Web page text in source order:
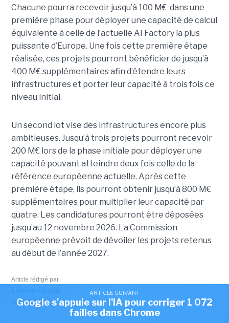
Chacune pourra recevoir jusqu’à 100 M€ dans une
première phase pour déployer une capacité de calcul
équivalente à celle de l’actuelle AI Factory la plus
puissante d’Europe. Une fois cette première étape
réalisée, ces projets pourront bénéficier de jusqu’à
400 M€ supplémentaires afin d’étendre leurs
infrastructures et porter leur capacité à trois fois ce
niveau initial.
Un second lot vise des infrastructures encore plus
ambitieuses. Jusqu’à trois projets pourront recevoir
200 M€ lors de la phase initiale pour déployer une
capacité pouvant atteindre deux fois celle de la
référence européenne actuelle. Après cette
première étape, ils pourront obtenir jusqu’à 800 M€
supplémentaires pour multiplier leur capacité par
quatre. Les candidatures pourront être déposées
jusqu’au 12 novembre 2026. La Commission
européenne prévoit de dévoiler les projets retenus
au début de l’année 2027.
Article rédigé par
Journaliste
ARTICLE SUIVANT
Google s'appuie sur l'IA pour corriger 1 072
failles dans Chrome